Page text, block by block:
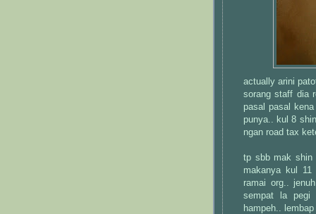
actually arini
sorang staff dia
pasal pasal
punya.. kul 8
ngan road tax
tp sbb mak shin
makanya kul
ramai org..
sempat la pegi
hampeh..